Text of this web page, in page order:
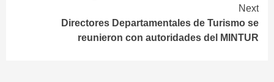
Next
Directores Departamentales de Turismo se
reunieron con autoridades del MINTUR